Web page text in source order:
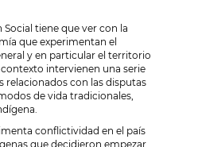
tiene que ver con la
que experimentan el
y en particular el territorio
intervienen una serie
relacionados con las disputas
de vida tradicionales,
conflictividad en el país
que decidieron empezar